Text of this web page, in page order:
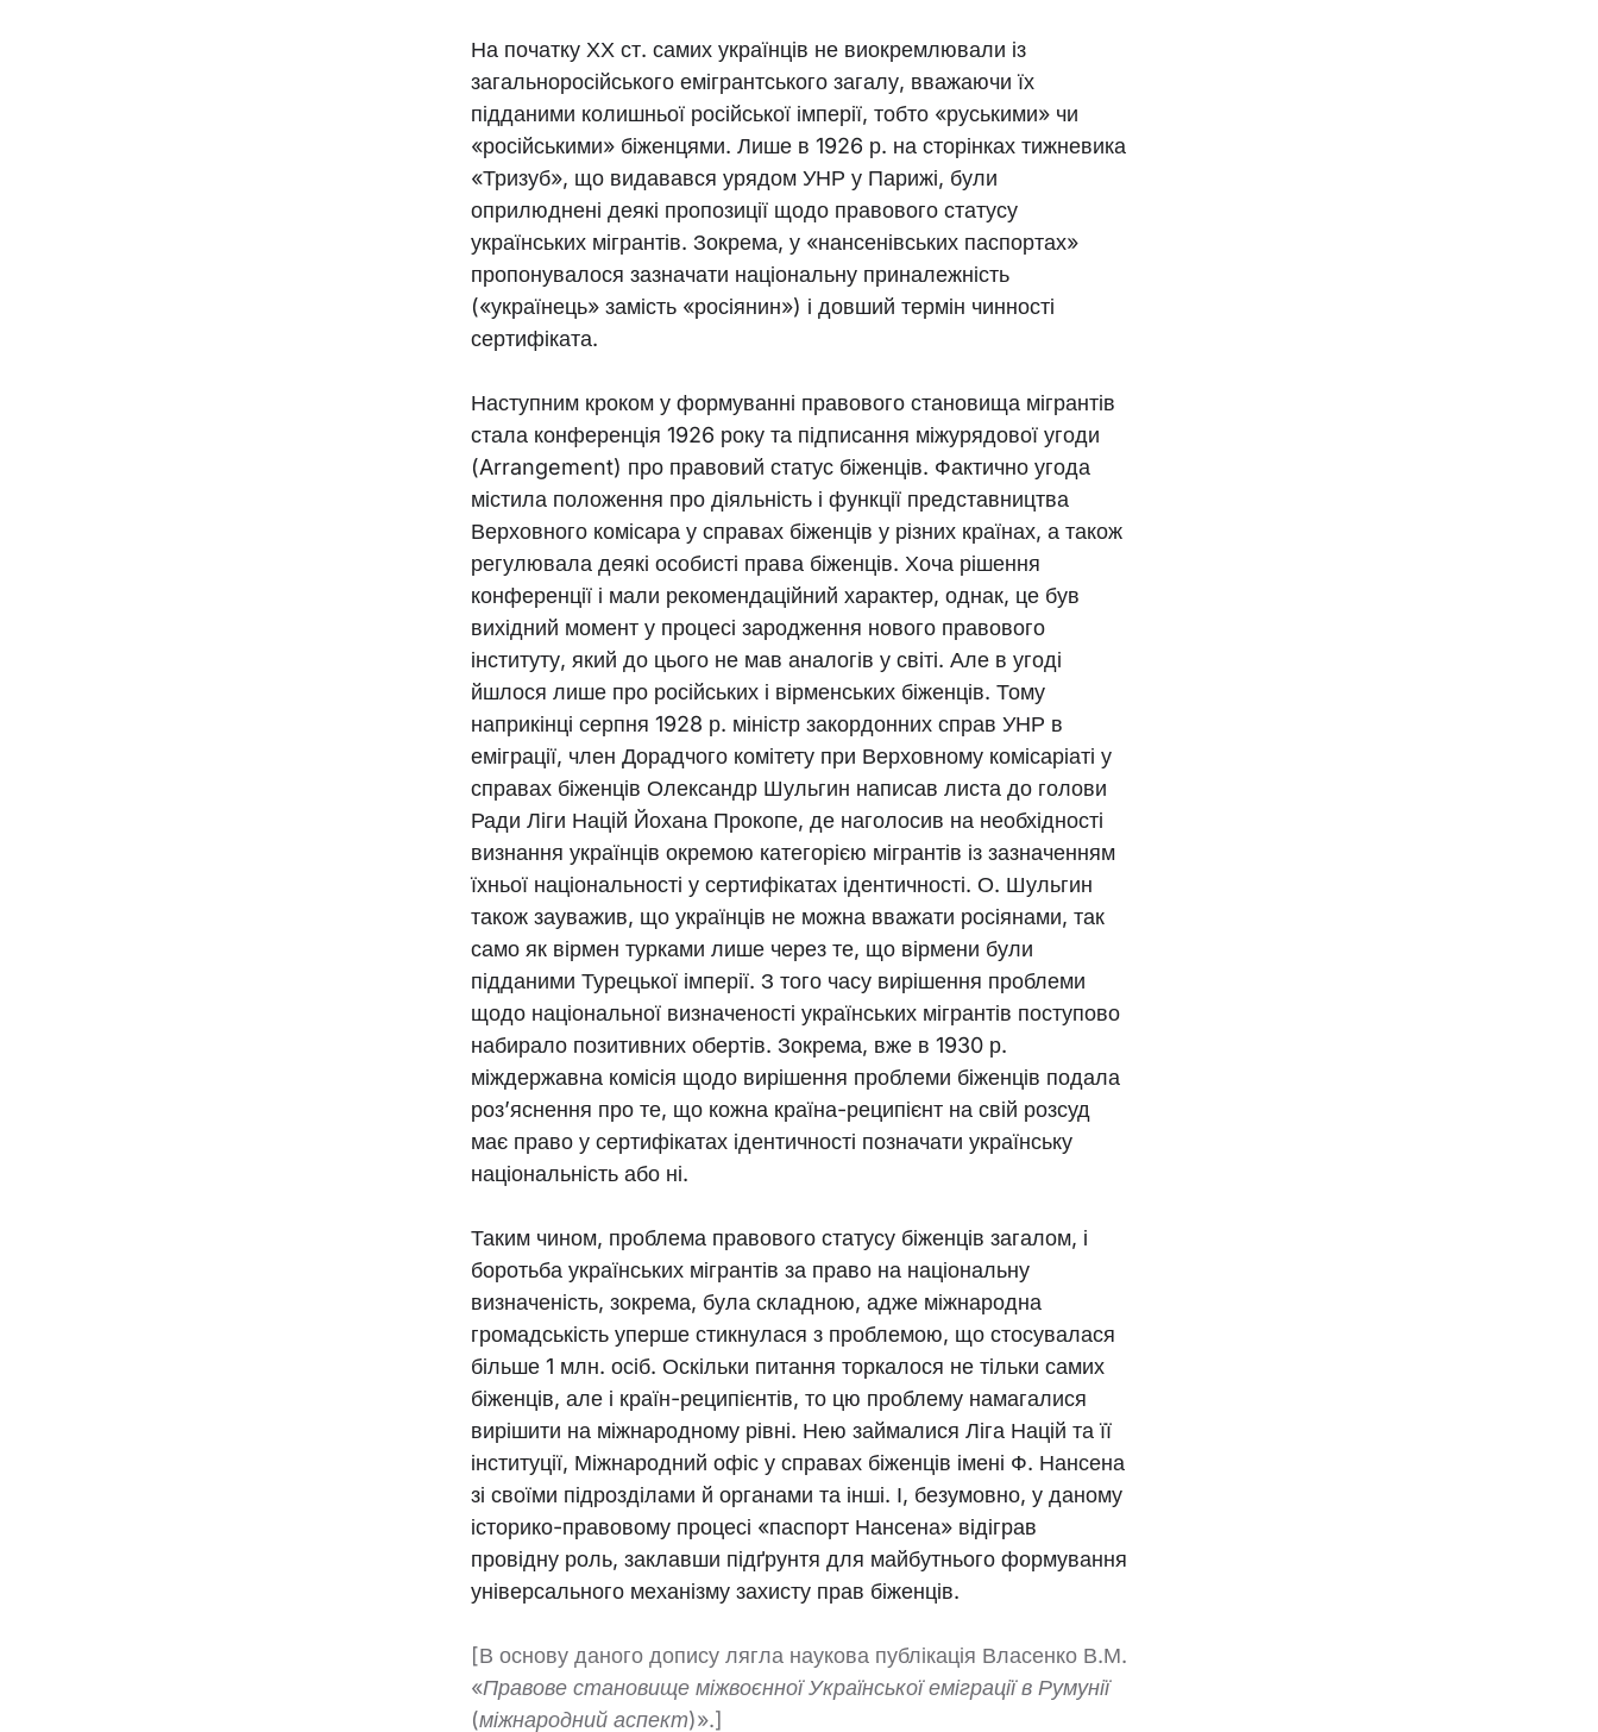
На початку ХХ ст. самих українців не виокремлювали із
загальноросійського емігрантського загалу, вважаючи їх
підданими колишньої російської імперії, тобто «руськими» чи
«російськими» біженцями. Лише в 1926 р. на сторінках тижневика
«Тризуб», що видавався урядом УНР у Парижі, були
оприлюднені деякі пропозиції щодо правового статусу
українських мігрантів. Зокрема, у «нансенівських паспортах»
пропонувалося зазначати національну приналежність
(«українець» замість «росіянин») і довший термін чинності
сертифіката.
Наступним кроком у формуванні правового становища мігрантів
стала конференція 1926 року та підписання міжурядової угоди
(Arrangement) про правовий статус біженців. Фактично угода
містила положення про діяльність і функції представництва
Верховного комісара у справах біженців у різних країнах, а також
регулювала деякі особисті права біженців. Хоча рішення
конференції і мали рекомендаційний характер, однак, це був
вихідний момент у процесі зародження нового правового
інституту, який до цього не мав аналогів у світі. Але в угоді
йшлося лише про російських і вірменських біженців. Тому
наприкінці серпня 1928 р. міністр закордонних справ УНР в
еміграції, член Дорадчого комітету при Верховному комісаріаті у
справах біженців Олександр Шульгин написав листа до голови
Ради Ліги Націй Йохана Прокопе, де наголосив на необхідності
визнання українців окремою категорією мігрантів із зазначенням
їхньої національності у сертифікатах ідентичності. О. Шульгин
також зауважив, що українців не можна вважати росіянами, так
само як вірмен турками лише через те, що вірмени були
підданими Турецької імперії. З того часу вирішення проблеми
щодо національної визначеності українських мігрантів поступово
набирало позитивних обертів. Зокрема, вже в 1930 р.
міждержавна комісія щодо вирішення проблеми біженців подала
роз’яснення про те, що кожна країна-реципієнт на свій розсуд
має право у сертифікатах ідентичності позначати українську
національність або ні.
Таким чином, проблема правового статусу біженців загалом, і
боротьба українських мігрантів за право на національну
визначеність, зокрема, була складною, адже міжнародна
громадськість уперше стикнулася з проблемою, що стосувалася
більше 1 млн. осіб. Оскільки питання торкалося не тільки самих
біженців, але і країн-реципієнтів, то цю проблему намагалися
вирішити на міжнародному рівні. Нею займалися Ліга Націй та її
інституції, Міжнародний офіс у справах біженців імені Ф. Нансена
зі своїми підрозділами й органами та інші. І, безумовно, у даному
історико-правовому процесі «паспорт Нансена» відіграв
провідну роль, заклавши підґрунтя для майбутнього формування
універсального механізму захисту прав біженців.
[В основу даного допису лягла наукова публікація Власенко В.М.
«Правове становище міжвоєнної Української еміграції в Румунії
(міжнародний аспект)».]